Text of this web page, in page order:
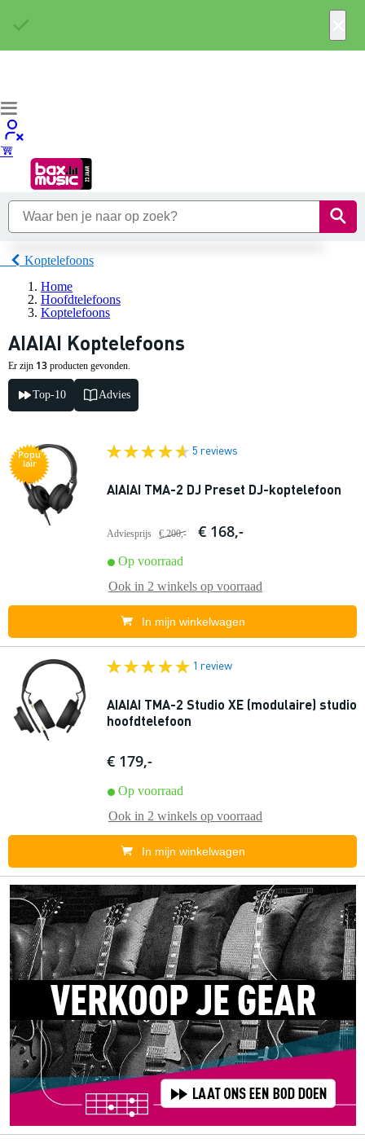
Koptelefoons
Home
Hoofdtelefoons
Koptelefoons
AIAIAI Koptelefoons
Er zijn 13 producten gevonden.
Top-10 Advies
Popu
lair
5 reviews
AIAIAI TMA-2 DJ Preset DJ-koptelefoon
Adviesprijs € 200,- € 168,-
Op voorraad
Ook in 2 winkels op voorraad
In mijn winkelwagen
1 review
AIAIAI TMA-2 Studio XE (modulaire) studio
hoofdtelefoon
€ 179,-
Op voorraad
Ook in 2 winkels op voorraad
In mijn winkelwagen